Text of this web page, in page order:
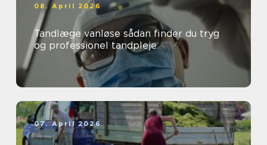
08. April 2026
Tandlæge vanløse sådan finder du tryg
og professionel tandpleje
07. April 2026